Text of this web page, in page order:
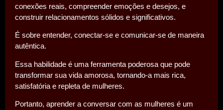
conexões reais, compreender emoções e desejos, e
construir relacionamentos sólidos e significativos.
É sobre entender, conectar-se e comunicar-se de maneira
autêntica.
Essa habilidade é uma ferramenta poderosa que pode
transformar sua vida amorosa, tornando-a mais rica,
satisfatória e repleta de mulheres.
Portanto, aprender a conversar com as mulheres é um